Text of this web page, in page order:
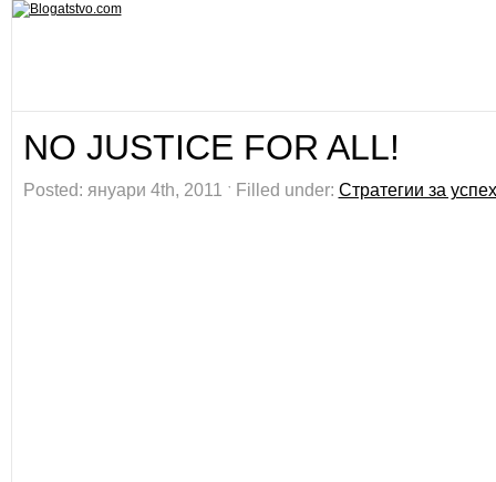
NO JUSTICE FOR ALL!
Posted: януари 4th, 2011 ˑ Filled under: Стратегии за успех